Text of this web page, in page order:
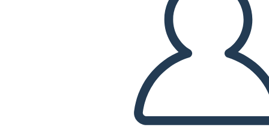
ATSKAŅOT SLAIDRĀDI
IZLASI MAN